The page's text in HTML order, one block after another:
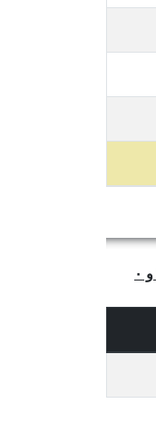
يتبيّن لنا من الجدول أعلاه أن عدد العائلات الفريدة والمتميّزة في بلدة عين ابو عبد الله، قضاء صور، محافظة الجنوب هو ١٠ ومن بينها ٠ إسم العائلة مسجّل 'خانة خالية' و ٠